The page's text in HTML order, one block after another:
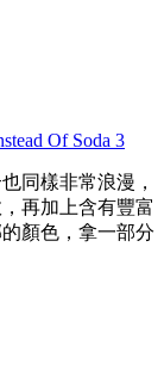
同樣非常浪漫，
再加上含有豐富
顏色，拿一部分